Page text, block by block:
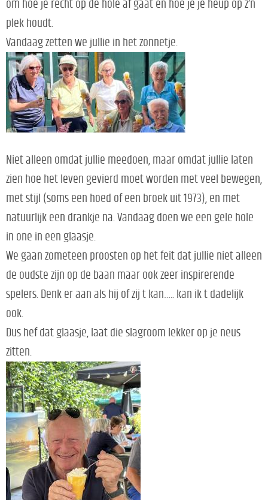
om hoe je recht op de hole af gaat en hoe je je heup op z’n
plek houdt.
Vandaag zetten we jullie in het zonnetje.
Niet alleen omdat jullie meedoen, maar omdat jullie laten
zien hoe het leven gevierd moet worden met veel bewegen,
met stijl (soms een hoed of een broek uit 1973), en met
natuurlijk een drankje na. Vandaag doen we een gele hole
in one in een glaasje.
We gaan zometeen proosten op het feit dat jullie niet alleen
de oudste zijn op de baan maar ook zeer inspirerende
spelers. Denk er aan als hij of zij t kan….. kan ik t dadelijk
ook.
Dus hef dat glaasje, laat die slagroom lekker op je neus
zitten.